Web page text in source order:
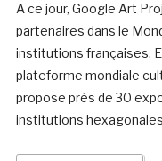
A ce jour, Google Art
partenaires dans le
institutions françaises.
plateforme mondiale
propose près de 30
institutions